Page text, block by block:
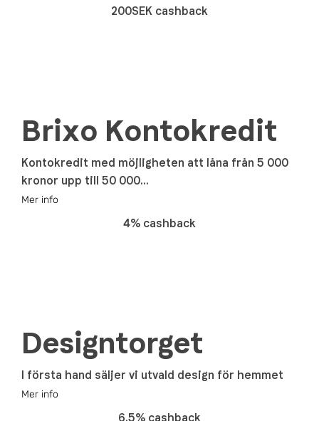
200SEK cashback
Brixo Kontokredit
Kontokredit med möjligheten att låna från 5 000
kronor upp till 50 000...
Mer info
4% cashback
Designtorget
I första hand säljer vi utvald design för hemmet
Mer info
6.5% cashback